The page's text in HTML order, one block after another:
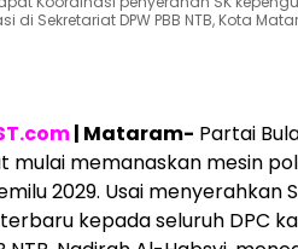
Sekretariat DPW PBB NTB, Kota
| Mataram- Partai
mulai memanaskan mesin
2029. Usai menyerahkan
kepada seluruh DPC